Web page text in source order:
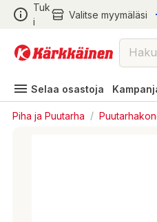
Tuk
i
Valitse myymäläsi
Selaa osastoja
Piha ja Puutarha /